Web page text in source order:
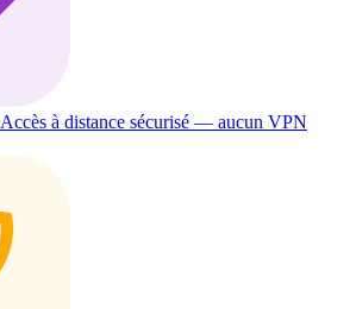
Accès à distance sécurisé — aucun VPN